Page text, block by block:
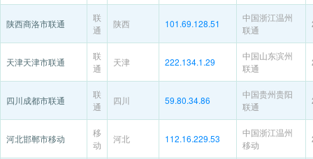
陕西商洛市联通
联
通
陕西 101.69.128.51
中国浙江温州
联通
天津天津市联通
联
通
天津 222.134.1.29
中国山东滨州
联通
四川成都市联通
联
通
四川 59.80.34.86
中国贵州贵阳
联通
河北邯郸市移动
移
动
河北 112.16.229.53
中国浙江温州
移动